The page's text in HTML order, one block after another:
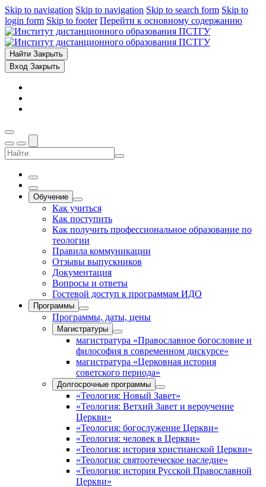
Skip to navigation Skip to navigation Skip to search form Skip to
login form Skip to footer Перейти к основному содержанию
Найти Закрыть
Вход Закрыть
Обучение
Как учиться
Как поступить
Как получить профессиональное образование по
теологии
Правила коммуникации
Отзывы выпускников
Документация
Вопросы и ответы
Гостевой доступ к программам ИДО
Программы
Программы, даты, цены
Магистратуры
магистратура «Православное богословие и
философия в современном дискурсе»
магистратура «Церковная история
советского периода»
Долгосрочные программы
«Теология: Новый Завет»
«Теология: Ветхий Завет и вероучение
Церкви»
«Теология: богослужение Церкви»
«Теология: человек в Церкви»
«Теология: история христианской Церкви»
«Теология: святоотеческое наследие»
«Теология: история Русской Православной
Церкви»